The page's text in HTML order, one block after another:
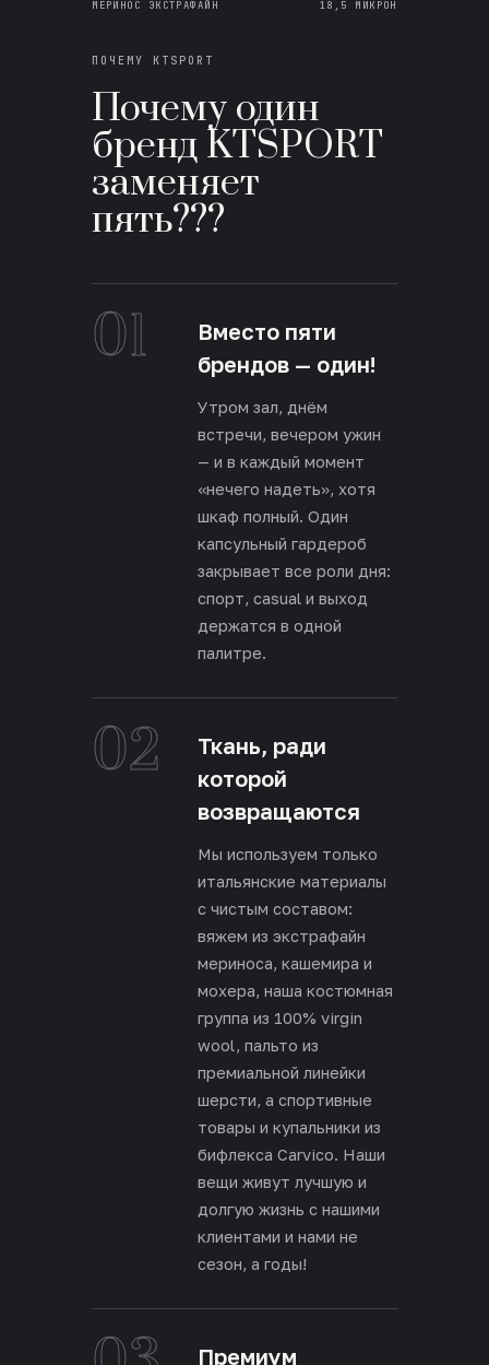
МЕРИНОС ЭКСТРАФАЙН 18,5 МИКРОН
ПОЧЕМУ KTSPORT
Почему один
бренд KTSPORT
заменяет
пять???
01
Вместо пяти
брендов — один!
Утром зал, днём
встречи, вечером ужин
— и в каждый момент
«нечего надеть», хотя
шкаф полный. Один
капсульный гардероб
закрывает все роли дня:
спорт, casual и выход
держатся в одной
палитре.
02
Ткань, ради
которой
возвращаются
Мы используем только
итальянские материалы
с чистым составом:
вяжем из экстрафайн
мериноса, кашемира и
мохера, наша костюмная
группа из 100% virgin
wool, пальто из
премиальной линейки
шерсти, а спортивные
товары и купальники из
бифлекса Carvico. Наши
вещи живут лучшую и
долгую жизнь с нашими
клиентами и нами не
сезон, а годы!
Премиум